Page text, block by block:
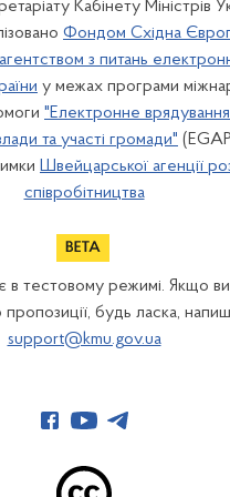
Кабінету Міністрів
Фондом Східна
з питань
у межах програми
"Електронне
та участі громади"
Швейцарської агенції
співробітництва
в тестовому режимі. Якщо
будь ласка,
support@kmu.gov.ua